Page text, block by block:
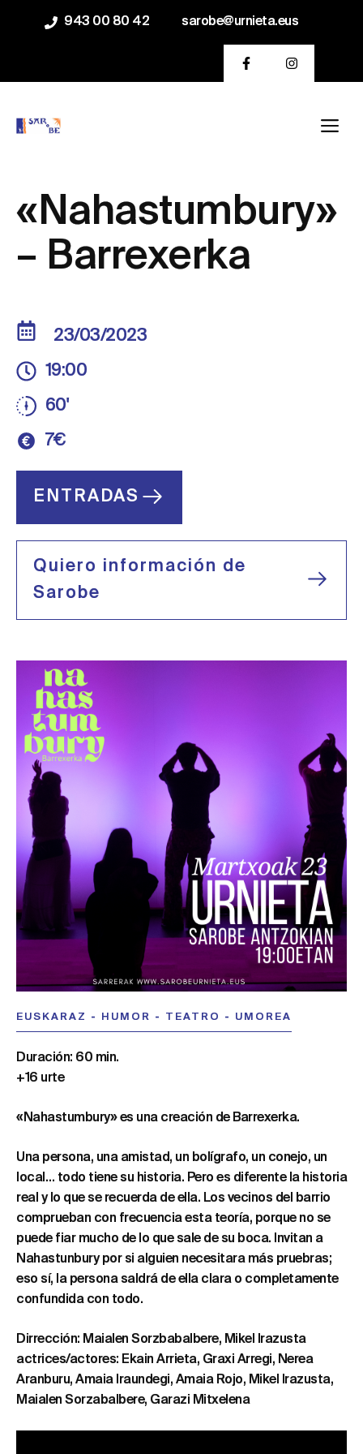
943 00 80 42 sarobe@urnieta.eus
«Nahastumbury»
– Barrexerka
23/03/2023
19:00
60'
7€
ENTRADAS
Quiero información de
Sarobe
EUSKARAZ - HUMOR - TEATRO - UMOREA
Duración: 60 min.
+16 urte
«Nahastumbury» es una creación de Barrexerka.
Una persona, una amistad, un bolígrafo, un conejo, un
local… todo tiene su historia. Pero es diferente la historia
real y lo que se recuerda de ella. Los vecinos del barrio
comprueban con frecuencia esta teoría, porque no se
puede fiar mucho de lo que sale de su boca. Invitan a
Nahastunbury por si alguien necesitara más pruebras;
eso sí, la persona saldrá de ella clara o completamente
confundida con todo.
Dirrección: Maialen Sorzbabalbere, Mikel Irazusta
actrices/actores: Ekain Arrieta, Graxi Arregi, Nerea
Aranburu, Amaia Iraundegi, Amaia Rojo, Mikel Irazusta,
Maialen Sorzabalbere, Garazi Mitxelena